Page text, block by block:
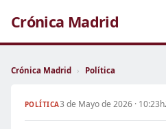
Crónica Madrid
Crónica Madrid › Política
POLÍTICA3 de Mayo de 2026 · 10:23h